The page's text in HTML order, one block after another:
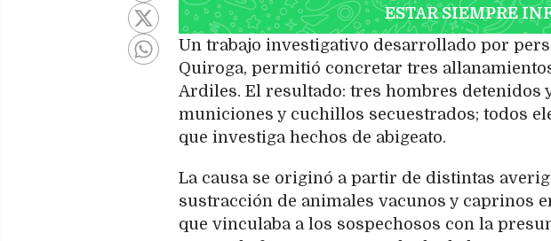
ESTAR SIEMPRE
Un trabajo investigativo desarrollado por
Quiroga, permitió concretar tres
Ardiles. El resultado: tres hombres detenidos
municiones y cuchillos secuestrados; todos
que investiga hechos de abigeato.
La causa se originó a partir de distintas
sustracción de animales vacunos y caprinos
que vinculaba a los sospechosos con la